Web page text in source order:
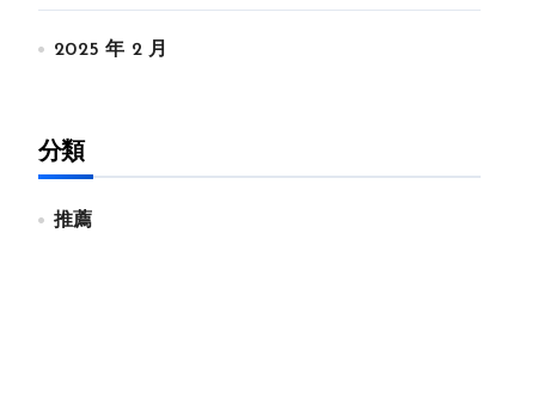
2025 年 2 月
分類
推薦